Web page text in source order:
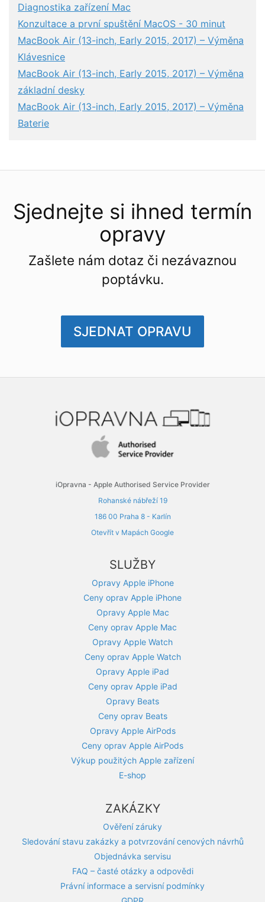
Diagnostika zařízení Mac
Konzultace a první spuštění MacOS - 30 minut
MacBook Air (13-inch, Early 2015, 2017) – Výměna
Klávesnice
MacBook Air (13-inch, Early 2015, 2017) – Výměna
základní desky
MacBook Air (13-inch, Early 2015, 2017) – Výměna
Baterie
Sjednejte si ihned termín
opravy
Zašlete nám dotaz či nezávaznou
poptávku.
SJEDNAT OPRAVU
iOpravna - Apple Authorised Service Provider
Rohanské nábřeží 19
186 00 Praha 8 - Karlín
Otevřít v Mapách Google
SLUŽBY
Opravy Apple iPhone
Ceny oprav Apple iPhone
Opravy Apple Mac
Ceny oprav Apple Mac
Opravy Apple Watch
Ceny oprav Apple Watch
Opravy Apple iPad
Ceny oprav Apple iPad
Opravy Beats
Ceny oprav Beats
Opravy Apple AirPods
Ceny oprav Apple AirPods
Výkup použitých Apple zařízení
E-shop
ZAKÁZKY
Ověření záruky
Sledování stavu zakázky a potvrzování cenových návrhů
Objednávka servisu
FAQ – časté otázky a odpovědi
Právní informace a servisní podmínky